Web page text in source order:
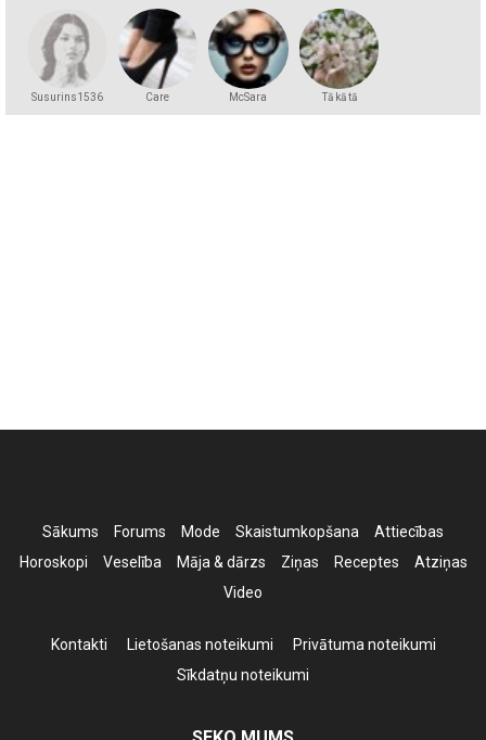
Susurins1536 Care McSara Tā kā tā
Sākums Forums Mode Skaistumkopšana
Attiecības
Horoskopi
Veselība Māja & dārzs Ziņas Receptes
Atziņas
Video
Kontakti Lietošanas noteikumi
Privātuma noteikumi
Sīkdatņu noteikumi